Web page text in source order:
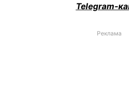
Telegram-
Реклама